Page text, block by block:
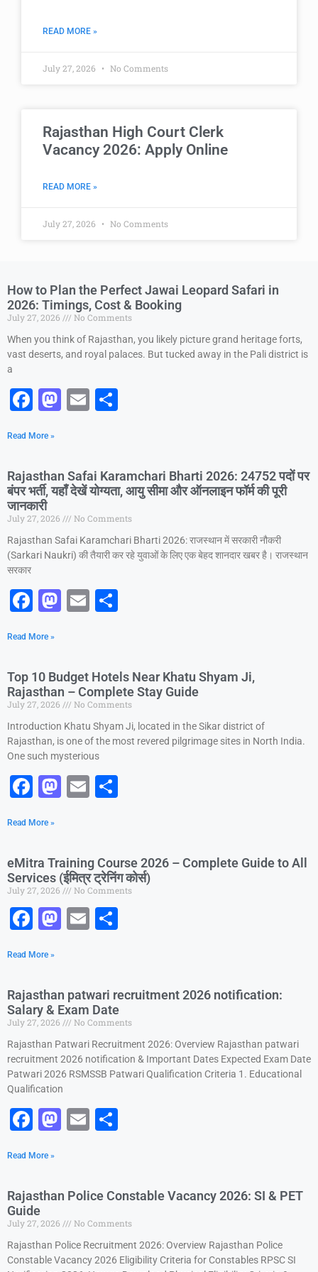
READ MORE »
July 27, 2026 No Comments
Rajasthan High Court Clerk
Vacancy 2026: Apply Online
READ MORE »
July 27, 2026 No Comments
How to Plan the Perfect Jawai Leopard Safari in
2026: Timings, Cost & Booking
July 27, 2026
No Comments
When you think of Rajasthan, you likely picture grand heritage forts,
vast deserts, and royal palaces. But tucked away in the Pali district is
a
F
c
e
b
o
o
k
M
o
d
o
n
E
l
e
Read More »
Rajasthan Safai Karamchari Bharti 2026: 24752 पदों पर
बंपर भर्ती, यहाँ देखें योग्यता, आयु सीमा और ऑनलाइन फॉर्म की पूरी
जानकारी
July 27, 2026
No Comments
Rajasthan Safai Karamchari Bharti 2026: राजस्थान में सरकारी नौकरी
(Sarkari Naukri) की तैयारी कर रहे युवाओं के लिए एक बेहद शानदार खबर है। राजस्थान
सरकार
F
c
e
b
o
o
k
M
o
d
o
n
E
l
e
Read More »
Top 10 Budget Hotels Near Khatu Shyam Ji,
Rajasthan – Complete Stay Guide
July 27, 2026
No Comments
Introduction Khatu Shyam Ji, located in the Sikar district of
Rajasthan, is one of the most revered pilgrimage sites in North India.
One such mysterious
F
c
e
b
o
o
k
M
o
d
o
n
E
l
e
Read More »
eMitra Training Course 2026 – Complete Guide to All
Services (ईमित्र ट्रेनिंग कोर्स)
July 27, 2026 No Comments
F
c
e
b
o
o
k
M
o
d
o
n
E
l
e
Read More »
Rajasthan patwari recruitment 2026 notification:
Salary & Exam Date
July 27, 2026
No Comments
Rajasthan Patwari Recruitment 2026: Overview Rajasthan patwari
recruitment 2026 notification & Important Dates Expected Exam Date
Patwari 2026 RSMSSB Patwari Qualification Criteria 1. Educational
Qualification
F
c
e
b
o
o
M
o
o
n
E
l
e
Read More »
Rajasthan Police Constable Vacancy 2026: SI & PET
Guide
July 27, 2026
No Comments
Rajasthan Police Recruitment 2026: Overview Rajasthan Police
Constable Vacancy 2026 Eligibility Criteria for Constables RPSC SI